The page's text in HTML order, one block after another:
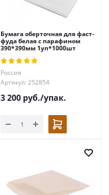
Бумага оберточная для фаст-
фуда белая с парафином
390*390мм 1уп*1000шт
Россия
Артикул: 252854
3 200 руб./упак.